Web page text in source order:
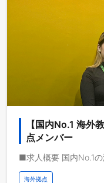
【国内No.1 海外
点メンバー
海外拠点